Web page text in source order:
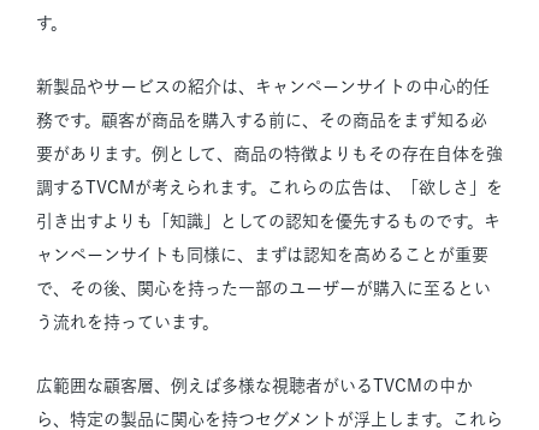
す。
新製品やサービスの紹介は、キャンペーンサイトの中心的任
務です。顧客が商品を購入する前に、その商品をまず知る必
要があります。例として、商品の特徴よりもその存在自体を強
調するTVCMが考えられます。これらの広告は、「欲しさ」を
引き出すよりも「知識」としての認知を優先するものです。キ
ャンペーンサイトも同様に、まずは認知を高めることが重要
で、その後、関心を持った一部のユーザーが購入に至るとい
う流れを持っています。
広範囲な顧客層、例えば多様な視聴者がいるTVCMの中か
ら、特定の製品に関心を持つセグメントが浮上します。これら